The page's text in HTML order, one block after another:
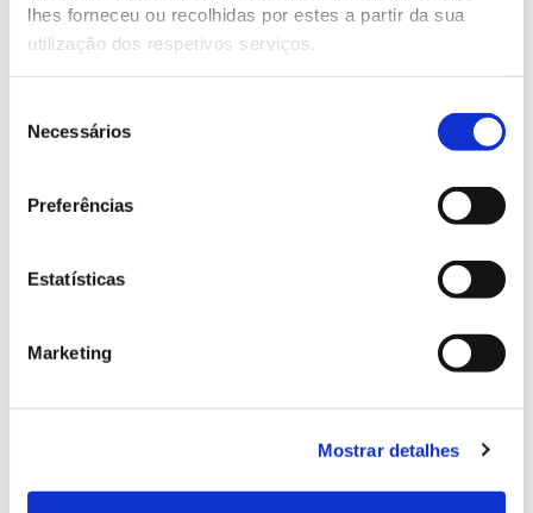
lhes forneceu ou recolhidas por estes a partir da sua
utilização dos respetivos serviços.
Necessários
Preferências
Estatísticas
Marketing
Mostrar detalhes
13.07.2026
Genoma do priolo e de outras espécies em risco:
Registar galhas de Trichi em acácia-das-espigas: